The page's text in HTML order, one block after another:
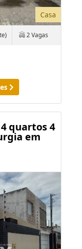
Casa
2 Vagas
quartos 4
em